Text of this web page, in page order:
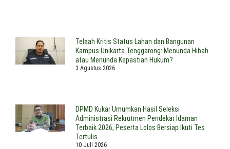
Telaah Kritis Status Lahan dan Bangunan
Kampus Unikarta Tenggarong: Menunda Hibah
atau Menunda Kepastian Hukum?
3 Agustus 2026
DPMD Kukar Umumkan Hasil Seleksi
Administrasi Rekrutmen Pendekar Idaman
Terbaik 2026, Peserta Lolos Bersiap Ikuti Tes
Tertulis
10 Juli 2026